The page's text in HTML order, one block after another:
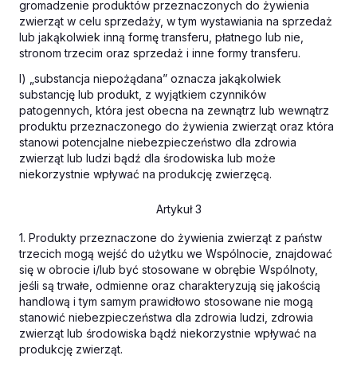
gromadzenie produktów przeznaczonych do żywienia
zwierząt w celu sprzedaży, w tym wystawiania na sprzedaż
lub jakąkolwiek inną formę transferu, płatnego lub nie,
stronom trzecim oraz sprzedaż i inne formy transferu.
l) „substancja niepożądana” oznacza jakąkolwiek
substancję lub produkt, z wyjątkiem czynników
patogennych, która jest obecna na zewnątrz lub wewnątrz
produktu przeznaczonego do żywienia zwierząt oraz która
stanowi potencjalne niebezpieczeństwo dla zdrowia
zwierząt lub ludzi bądź dla środowiska lub może
niekorzystnie wpływać na produkcję zwierzęcą.
Artykuł 3
1. Produkty przeznaczone do żywienia zwierząt z państw
trzecich mogą wejść do użytku we Wspólnocie, znajdować
się w obrocie i/lub być stosowane w obrębie Wspólnoty,
jeśli są trwałe, odmienne oraz charakteryzują się jakością
handlową i tym samym prawidłowo stosowane nie mogą
stanowić niebezpieczeństwa dla zdrowia ludzi, zdrowia
zwierząt lub środowiska bądź niekorzystnie wpływać na
produkcję zwierząt.